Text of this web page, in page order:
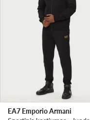
EA7 Emporio Armani